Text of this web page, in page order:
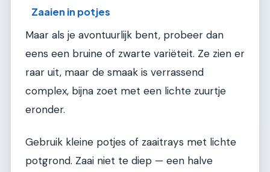
Zaaien in potjes
Maar als je avontuurlijk bent, probeer dan
eens een bruine of zwarte variëteit. Ze zien er
raar uit, maar de smaak is verrassend
complex, bijna zoet met een lichte zuurtje
eronder.
Gebruik kleine potjes of zaaitrays met lichte
potgrond. Zaai niet te diep — een halve